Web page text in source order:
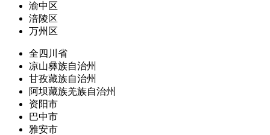
渝中区
涪陵区
万州区
全四川省
凉山彝族自治州
甘孜藏族自治州
阿坝藏族羌族自治州
资阳市
巴中市
雅安市